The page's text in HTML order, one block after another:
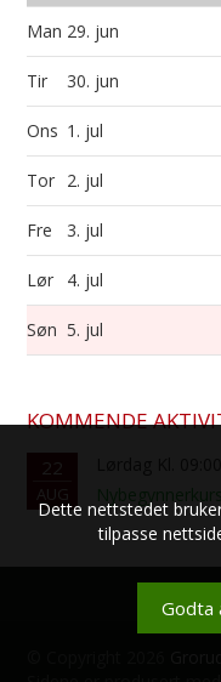
Man 29. jun
Tir 30. jun
Ons 1. jul
Tor 2. jul
Fre 3. jul
Lør 4. jul
Søn 5. jul
KOMMENDE
22
AUG
Dette nettstedet
tilpasse
Godta